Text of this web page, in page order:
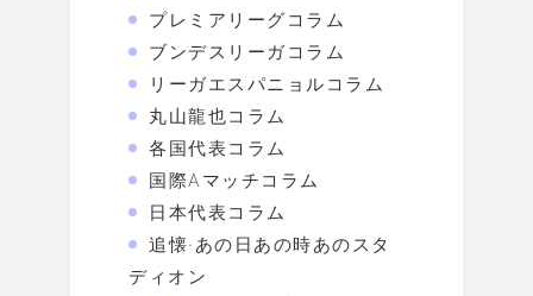
プレミアリーグコラム
ブンデスリーガコラム
リーガエスパニョルコラム
丸山龍也コラム
各国代表コラム
国際Aマッチコラム
日本代表コラム
追懐·あの日あの時あのスタ
ディオン